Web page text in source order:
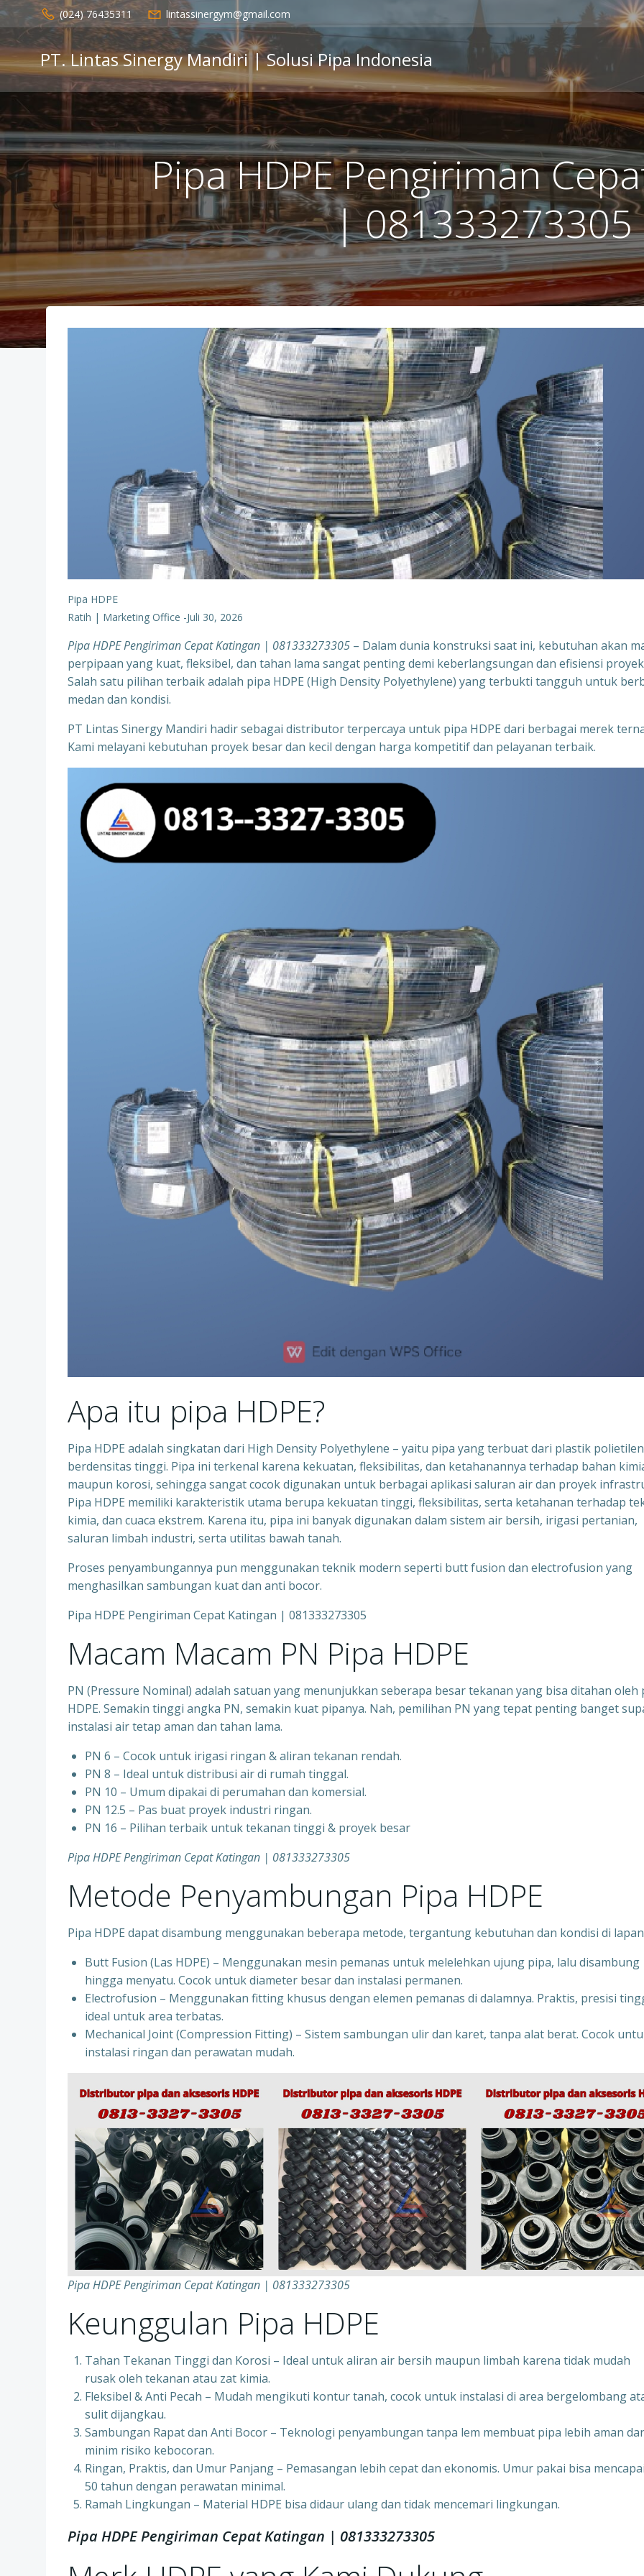
Skip
to
content
(024) 76435311 lintassinergym@gmail.com
PT. Lintas Sinergy Mandiri | Solusi Pipa Indonesia
Pipa HDPE Pengiriman
| 081333273305
Pipa HDPE
Ratih | Marketing Office -Juli 30, 2026
Pipa HDPE Pengiriman Cepat Katingan | 081333273305 – Dalam dunia konstruksi saat ini, kebutuhan akan
perpipaan yang kuat, fleksibel, dan tahan lama sangat penting demi keberlangsungan dan efisiensi
Salah satu pilihan terbaik adalah pipa HDPE (High Density Polyethylene) yang terbukti tangguh untuk
medan dan kondisi.
PT Lintas Sinergy Mandiri hadir sebagai distributor terpercaya untuk pipa HDPE dari berbagai merek
Kami melayani kebutuhan proyek besar dan kecil dengan harga kompetitif dan pelayanan terbaik.
Apa itu pipa HDPE?
Pipa HDPE adalah singkatan dari High Density Polyethylene – yaitu pipa yang terbuat dari plastik
berdensitas tinggi. Pipa ini terkenal karena kekuatan, fleksibilitas, dan ketahanannya terhadap bahan
maupun korosi, sehingga sangat cocok digunakan untuk berbagai aplikasi saluran air dan proyek
Pipa HDPE memiliki karakteristik utama berupa kekuatan tinggi, fleksibilitas, serta ketahanan terhadap
kimia, dan cuaca ekstrem. Karena itu, pipa ini banyak digunakan dalam sistem air bersih, irigasi pertanian,
saluran limbah industri, serta utilitas bawah tanah.
Proses penyambungannya pun menggunakan teknik modern seperti butt fusion dan electrofusion yang
menghasilkan sambungan kuat dan anti bocor.
Pipa HDPE Pengiriman Cepat Katingan | 081333273305
Macam Macam PN Pipa HDPE
PN (Pressure Nominal) adalah satuan yang menunjukkan seberapa besar tekanan yang bisa ditahan oleh
HDPE. Semakin tinggi angka PN, semakin kuat pipanya. Nah, pemilihan PN yang tepat penting banget
instalasi air tetap aman dan tahan lama.
PN 6 – Cocok untuk irigasi ringan & aliran tekanan rendah.
PN 8 – Ideal untuk distribusi air di rumah tinggal.
PN 10 – Umum dipakai di perumahan dan komersial.
PN 12.5 – Pas buat proyek industri ringan.
PN 16 – Pilihan terbaik untuk tekanan tinggi & proyek besar
Pipa HDPE Pengiriman Cepat Katingan | 081333273305
Metode Penyambungan Pipa HDPE
Pipa HDPE dapat disambung menggunakan beberapa metode, tergantung kebutuhan dan kondisi di
Butt Fusion (Las HDPE) – Menggunakan mesin pemanas untuk melelehkan ujung pipa, lalu disambung
hingga menyatu. Cocok untuk diameter besar dan instalasi permanen.
Electrofusion – Menggunakan fitting khusus dengan elemen pemanas di dalamnya. Praktis, presisi
ideal untuk area terbatas.
Mechanical Joint (Compression Fitting) – Sistem sambungan ulir dan karet, tanpa alat berat. Cocok
instalasi ringan dan perawatan mudah.
Pipa HDPE Pengiriman Cepat Katingan | 081333273305
Keunggulan Pipa HDPE
Tahan Tekanan Tinggi dan Korosi – Ideal untuk aliran air bersih maupun limbah karena tidak mudah
rusak oleh tekanan atau zat kimia.
Fleksibel & Anti Pecah – Mudah mengikuti kontur tanah, cocok untuk instalasi di area bergelombang
sulit dijangkau.
Sambungan Rapat dan Anti Bocor – Teknologi penyambungan tanpa lem membuat pipa lebih aman
minim risiko kebocoran.
Ringan, Praktis, dan Umur Panjang – Pemasangan lebih cepat dan ekonomis. Umur pakai bisa mencapai
50 tahun dengan perawatan minimal.
Ramah Lingkungan – Material HDPE bisa didaur ulang dan tidak mencemari lingkungan.
Pipa HDPE Pengiriman Cepat Katingan | 081333273305